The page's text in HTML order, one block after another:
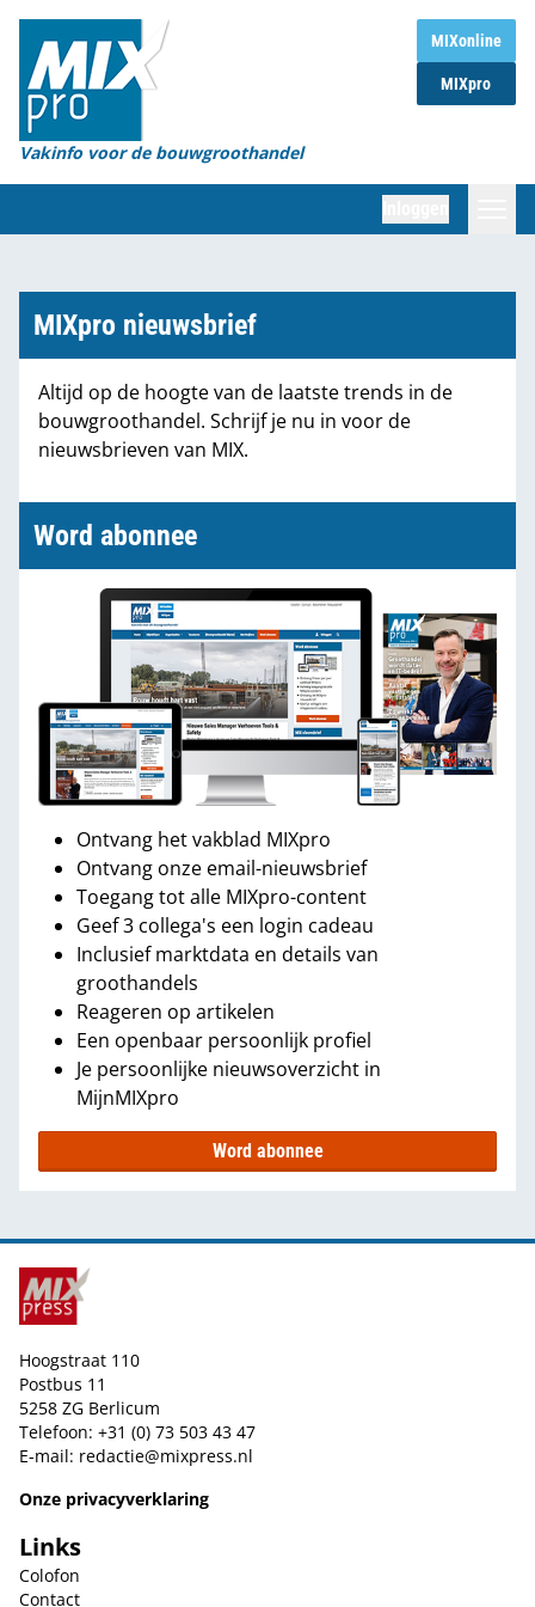
MIXonline
MIXpro
Vakinfo voor de bouwgroothandel
Home
Magazines
Organisaties
Marktcijfers
Partners
MIXpro nieuwsbrief
Altijd op de hoogte van de laatste trends in de
bouwgroothandel. Schrijf je nu in voor de
nieuwsbrieven van MIX.
Word abonnee
Ontvang het vakblad MIXpro
Ontvang onze email-nieuwsbrief
Toegang tot alle MIXpro-content
Geef 3 collega's een login cadeau
Inclusief marktdata en details van
groothandels
Reageren op artikelen
Een openbaar persoonlijk profiel
Je persoonlijke nieuwsoverzicht in
MijnMIXpro
Word abonnee
Hoogstraat 110
Postbus 11
5258 ZG Berlicum
Telefoon: +31 (0) 73 503 43 47
E-mail: redactie@mixpress.nl
Onze privacyverklaring
Links
Colofon
Contact